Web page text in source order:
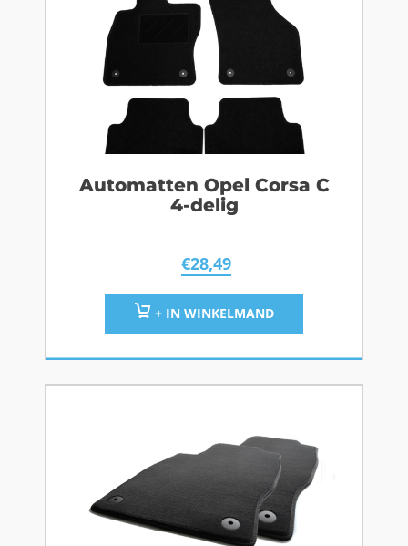
Automatten Opel Corsa C
4-delig
€28,49
+ IN WINKELMAND